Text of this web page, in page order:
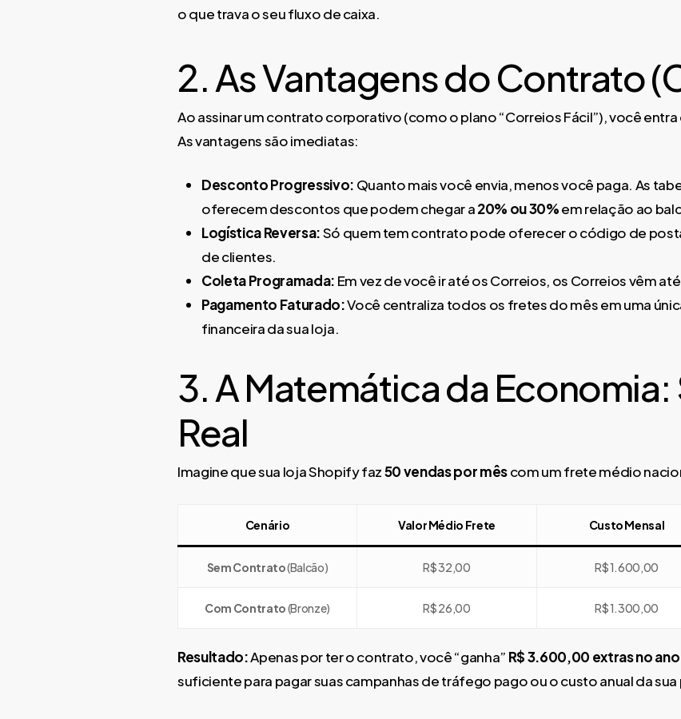
o que trava o seu fluxo de caixa.
2. As Vantagens do Contrato
Ao assinar um contrato corporativo (como o plano “Correios Fácil”), você
As vantagens são imediatas:
Desconto Progressivo: Quanto mais você envia, menos você paga. As
oferecem descontos que podem chegar a20% ou 30%em relação ao
Logística Reversa:Só quem tem contrato pode oferecer o código de
de clientes.
Coleta Programada: Em vez de você ir até os Correios, os Correios vêm
Pagamento Faturado:Você centraliza todos os fretes do mês em uma
financeira da sua loja.
3. A Matemática da
Real
Imagine que sua loja Shopify faz50 vendas por mêscom um frete médio
Cenário Valor Médio Frete Custo Mensal
Sem Contrato(Balcão) R$ 32,00 R$ 1.600,00
Com Contrato(Bronze) R$ 26,00 R$ 1.300,00
Resultado:Apenas por ter o contrato, você “ganha” R$ 3.600,00 extras no ano
suficiente para pagar suas campanhas de tráfego pago ou o custo anual da